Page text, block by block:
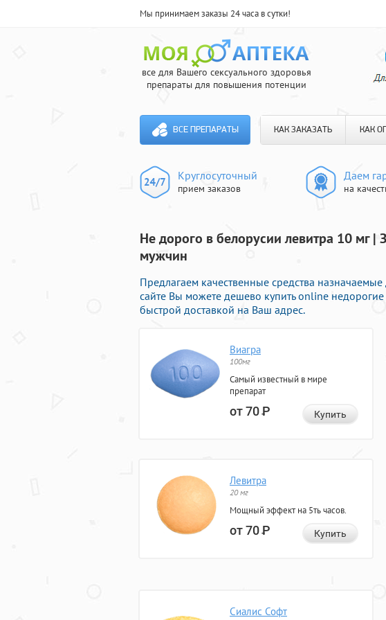
Мы принимаем заказы 24 часа в сутки!
все для Вашего сексуального здоровья
препараты для повышения потенции
ВСЕ ПРЕПАРАТЫ КАК ЗАКАЗАТЬ КАК
Круглосуточный
прием заказов
Даем
на
Не дорого в белорусии левитра 10 мг
мужчин
Предлагаем качественные средства
сайте Вы можете дешево купить online
быстрой доставкой на Ваш адрес.
Виагра
100мг
Самый известный в мире
препарат
от 70Р Купить
Левитра
20 мг
Мощный эффект на 5ть часов.
от 70Р Купить
Сиалис Софт